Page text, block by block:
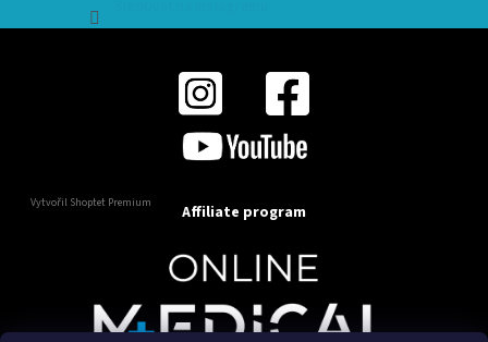
Vytvořil Shoptet Premium Affiliate program